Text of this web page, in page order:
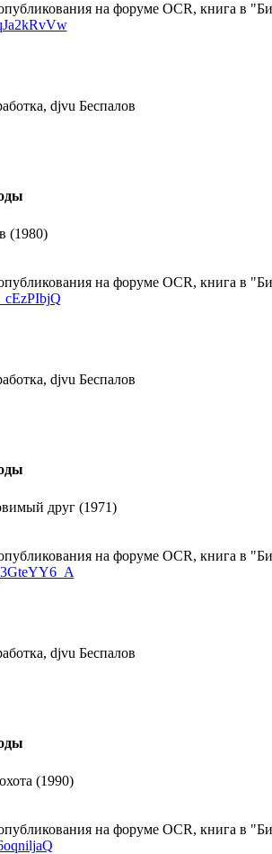
на форуме OCR, книга в
djvu Беспалов
(1980)
на форуме OCR, книга в
djvu Беспалов
друг (1971)
на форуме OCR, книга в
djvu Беспалов
(1990)
на форуме OCR, книга в